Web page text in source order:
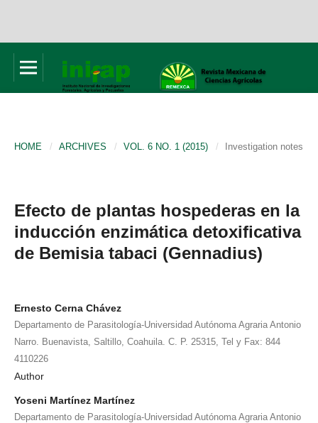
HOME / ARCHIVES / VOL. 6 NO. 1 (2015) / Investigation notes
Efecto de plantas hospederas en la
inducción enzimática detoxificativa
de Bemisia tabaci (Gennadius)
Ernesto Cerna Chávez
Departamento de Parasitología-Universidad Autónoma Agraria Antonio
Narro. Buenavista, Saltillo, Coahuila. C. P. 25315, Tel y Fax: 844
4110226
Author
Yoseni Martínez Martínez
Departamento de Parasitología-Universidad Autónoma Agraria Antonio